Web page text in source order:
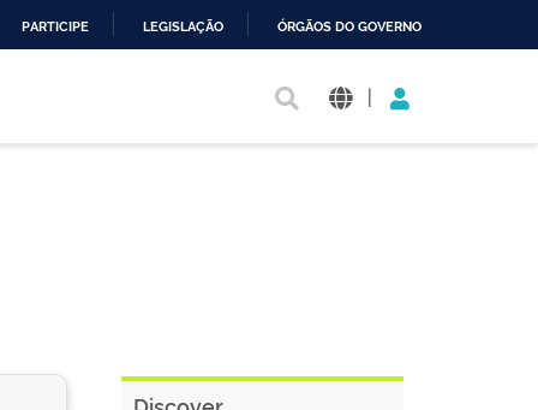
PARTICIPE LEGISLAÇÃO ÓRGÃOS DO GOVERNO
|